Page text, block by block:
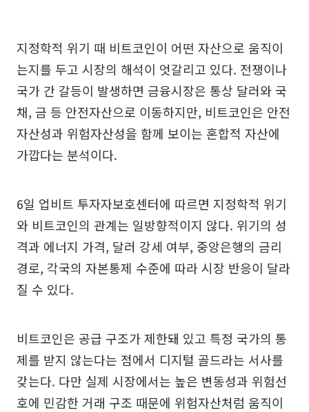
지정학적 위기 때 비트코인이 어떤 자산으로 움직이
는지를 두고 시장의 해석이 엇갈리고 있다. 전쟁이나
국가 간 갈등이 발생하면 금융시장은 통상 달러와 국
채, 금 등 안전자산으로 이동하지만, 비트코인은 안전
자산성과 위험자산성을 함께 보이는 혼합적 자산에
가깝다는 분석이다.
6일 업비트 투자자보호센터에 따르면 지정학적 위기
와 비트코인의 관계는 일방향적이지 않다. 위기의 성
격과 에너지 가격, 달러 강세 여부, 중앙은행의 금리
경로, 각국의 자본통제 수준에 따라 시장 반응이 달라
질 수 있다.
비트코인은 공급 구조가 제한돼 있고 특정 국가의 통
제를 받지 않는다는 점에서 디지털 골드라는 서사를
갖는다. 다만 실제 시장에서는 높은 변동성과 위험선
호에 민감한 거래 구조 때문에 위험자산처럼 움직이